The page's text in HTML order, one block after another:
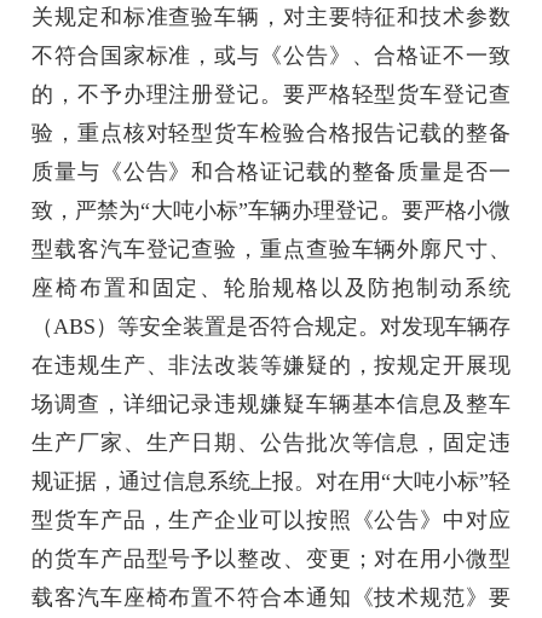
关规定和标准查验车辆，对主要特征和技术参数
不符合国家标准，或与《公告》、合格证不一致
的，不予办理注册登记。要严格轻型货车登记查
验，重点核对轻型货车检验合格报告记载的整备
质量与《公告》和合格证记载的整备质量是否一
致，严禁为“大吨小标”车辆办理登记。要严格小微
型载客汽车登记查验，重点查验车辆外廓尺寸、
座椅布置和固定、轮胎规格以及防抱制动系统
（ABS）等安全装置是否符合规定。对发现车辆存
在违规生产、非法改装等嫌疑的，按规定开展现
场调查，详细记录违规嫌疑车辆基本信息及整车
生产厂家、生产日期、公告批次等信息，固定违
规证据，通过信息系统上报。对在用“大吨小标”轻
型货车产品，生产企业可以按照《公告》中对应
的货车产品型号予以整改、变更；对在用小微型
载客汽车座椅布置不符合本通知《技术规范》要